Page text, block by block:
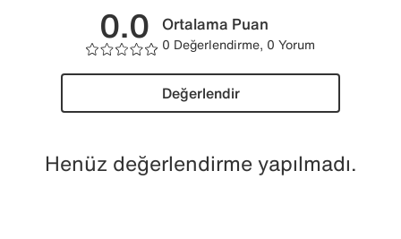
0.0 Ortalama Puan
0 Değerlendirme, 0 Yorum
Değerlendir
Henüz değerlendirme yapılmadı.